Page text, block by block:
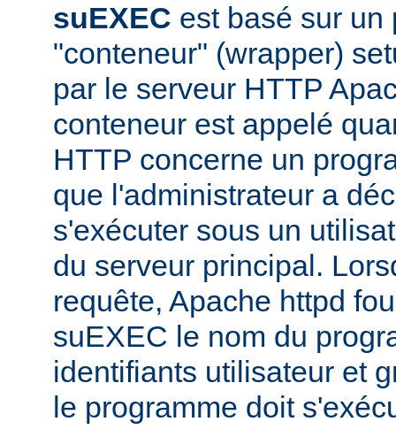
suEXEC est basé sur un
"conteneur" (wrapper)
par le serveur HTTP
conteneur est appelé
HTTP concerne un
que l'administrateur a
s'exécuter sous un
du serveur principal.
requête, Apache httpd
suEXEC le nom du
identifiants utilisateur et
le programme doit